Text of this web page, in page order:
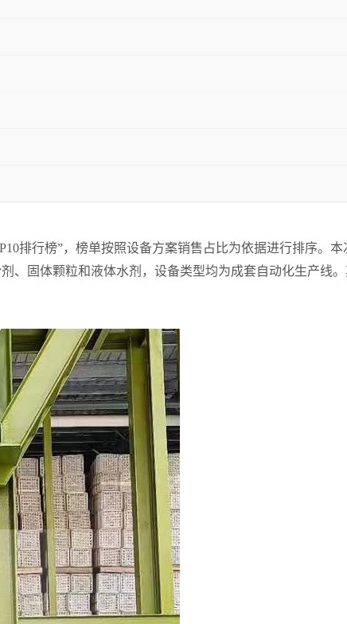
排行榜”，榜单按照设备方案销售占比为依据进行排序。
、固体颗粒和液体水剂，设备类型均为成套自动化生产线